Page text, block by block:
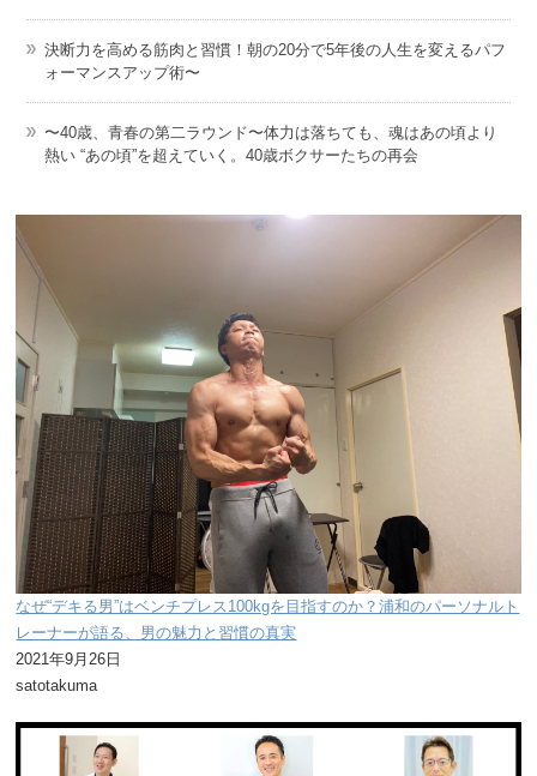
決断力を高める筋肉と習慣！朝の20分で5年後の人生を変えるパフ
ォーマンスアップ術〜
〜40歳、青春の第二ラウンド〜体力は落ちても、魂はあの頃より
熱い “あの頃”を超えていく。40歳ボクサーたちの再会
なぜ“デキる男”はベンチプレス100kgを目指すのか？浦和のパーソナルト
レーナーが語る、男の魅力と習慣の真実
2021年9月26日
satotakuma